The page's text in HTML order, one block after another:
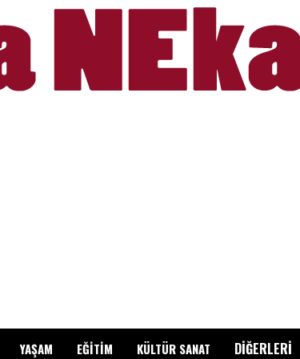
YAŞAM EĞİTİM KÜLTÜR SANAT DİĞERLERİ